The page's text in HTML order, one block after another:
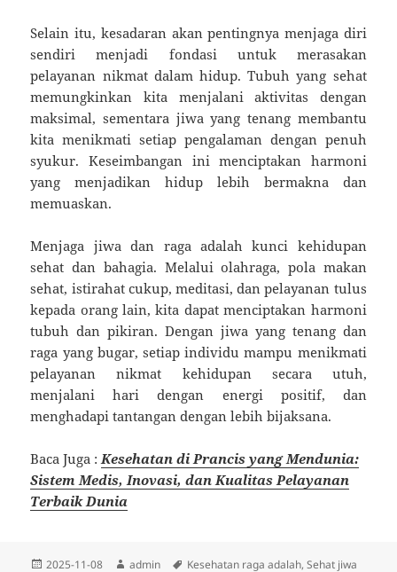
Selain itu, kesadaran akan pentingnya menjaga diri
sendiri menjadi fondasi untuk merasakan
pelayanan nikmat dalam hidup. Tubuh yang sehat
memungkinkan kita menjalani aktivitas dengan
maksimal, sementara jiwa yang tenang membantu
kita menikmati setiap pengalaman dengan penuh
syukur. Keseimbangan ini menciptakan harmoni
yang menjadikan hidup lebih bermakna dan
memuaskan.
Menjaga jiwa dan raga adalah kunci kehidupan
sehat dan bahagia. Melalui olahraga, pola makan
sehat, istirahat cukup, meditasi, dan pelayanan tulus
kepada orang lain, kita dapat menciptakan harmoni
tubuh dan pikiran. Dengan jiwa yang tenang dan
raga yang bugar, setiap individu mampu menikmati
pelayanan nikmat kehidupan secara utuh,
menjalani hari dengan energi positif, dan
menghadapi tantangan dengan lebih bijaksana.
Baca Juga : Kesehatan di Prancis yang Mendunia:
Sistem Medis, Inovasi, dan Kualitas Pelayanan
Terbaik Dunia
Diposkan
2025-11-08 Penulis
admin Tag
Kesehatan raga adalah,Sehat jiwa